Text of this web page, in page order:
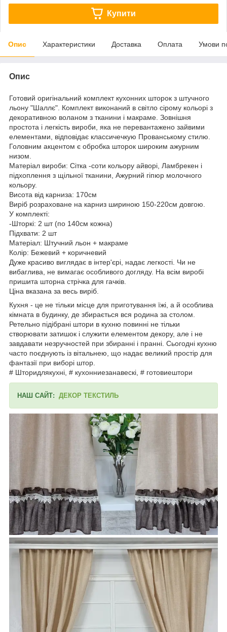
Купити
Опис Характеристики Доставка Оплата Умови
Опис
Готовий оригінальний комплект кухонних шторок з штучного
льону "Шаллє". Комплект виконаний в світло сірому кольорі з
декоративною воланом з тканини і макраме. Зовнішня
простота і легкість вироби, яка не перевантажено зайвими
елементами, відповідає классичечкую Прованському стилю.
Головним акцентом є обробка шторок широким ажурним
низом.
Матеріал вироби: Сітка -соти кольору айворі, Ламбрекен і
підхоплення з щільної тканини, Ажурний гіпюр молочного
кольору.
Висота від карниза: 170см
Виріб розраховане на карниз шириною 150-220см довгою.
У комплекті:
-Шторкі: 2 шт (по 140см кожна)
Підхвати: 2 шт
Матеріал: Штучний льон + макраме
Колір: Бежевий + коричневий
Дуже красиво виглядає в інтер'єрі, надає легкості. Чи не
вибаглива, не вимагає особливого догляду. На всім виробі
пришита шторна стрічка для гачків.
Ціна вказана за весь виріб.
Кухня - це не тільки місце для приготування їжі, а й особлива
кімната в будинку, де збирається вся родина за столом.
Ретельно підібрані штори в кухню повинні не тільки
створювати затишок і служити елементом декору, але і не
завдавати незручностей при збиранні і пранні. Сьогодні кухню
часто поєднують із вітальнею, що надає великий простір для
фантазії при виборі штор.
# Шторидлякухні, # кухонниезанавескі, # готовиештори
НАШ САЙТ: ДЕКОР ТЕКСТИЛЬ